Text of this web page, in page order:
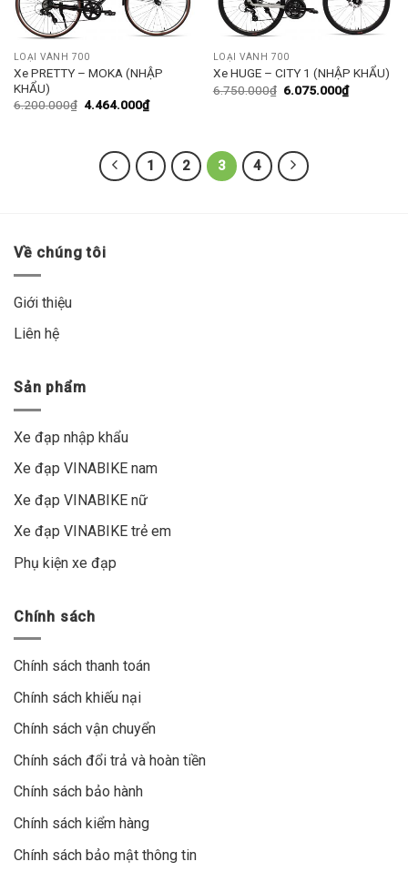
LOẠI VÀNH 700
Xe PRETTY – MOKA (NHẬP
KHẨU)
6.200.000₫ 4.464.000₫
LOẠI VÀNH 700
Xe HUGE – CITY 1 (NHẬP KHẨU)
6.750.000₫ 6.075.000₫
1 2 3 4
Về chúng tôi
Giới thiệu
Liên hệ
Sản phẩm
Xe đạp nhập khẩu
Xe đạp VINABIKE nam
Xe đạp VINABIKE nữ
Xe đạp VINABIKE trẻ em
Phụ kiện xe đạp
Chính sách
Chính sách thanh toán
Chính sách khiếu nại
Chính sách vận chuyển
Chính sách đổi trả và hoàn tiền
Chính sách bảo hành
Chính sách kiểm hàng
Chính sách bảo mật thông tin